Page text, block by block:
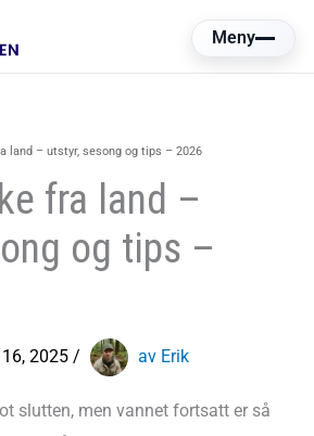
Meny
land – utstyr, sesong og tips – 2026
fra land –
og tips –
2025/ av Erik
slutten, men vannet fortsatt er så